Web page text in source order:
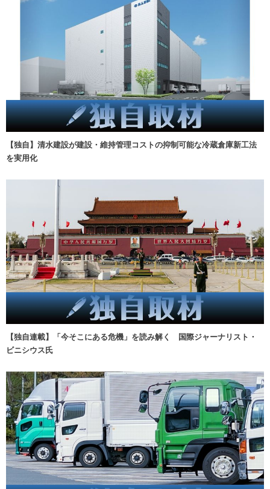
【独自】清水建設が建設・維持管理コストの抑制可能な冷蔵倉庫新工法
を実用化
【独自連載】「今そこにある危機」を読み解く 国際ジャーナリスト・
ビニシウス氏